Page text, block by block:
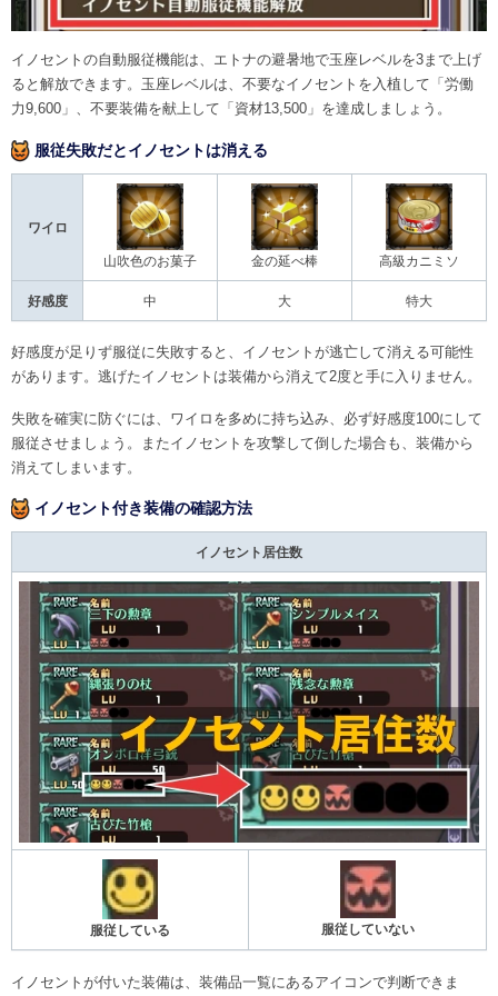
イノセントの自動服従機能は、エトナの避暑地で玉座レベルを3まで上げ
ると解放できます。玉座レベルは、不要なイノセントを入植して「労働
力9,600」、不要装備を献上して「資材13,500」を達成しましょう。
服従失敗だとイノセントは消える
ワイロ
山吹色のお菓子 金の延べ棒 高級カニミソ
好感度 中 大 特大
好感度が足りず服従に失敗すると、イノセントが逃亡して消える可能性
があります。逃げたイノセントは装備から消えて2度と手に入りません。
失敗を確実に防ぐには、ワイロを多めに持ち込み、必ず好感度100にして
服従させましょう。またイノセントを攻撃して倒した場合も、装備から
消えてしまいます。
イノセント付き装備の確認方法
イノセント居住数
服従している 服従していない
イノセントが付いた装備は、装備品一覧にあるアイコンで判断できま